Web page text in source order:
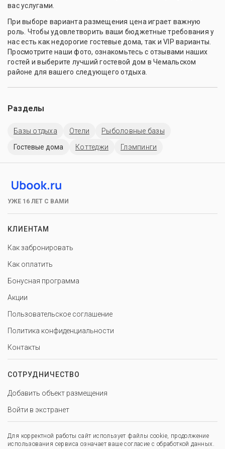
вас услугами.
При выборе варианта размещения цена играет важную
роль. Чтобы удовлетворить ваши бюджетные требования у
нас есть как недорогие гостевые дома, так и VIP варианты.
Просмотрите наши фото, ознакомьтесь с отзывами наших
гостей и выберите лучший гостевой дом в Чемальском
районе для вашего следующего отдыха.
Разделы
Базы отдыха Отели
Рыболовные базы
Гостевые дома
Коттеджи Глэмпинги
УЖЕ 16 ЛЕТ С ВАМИ
КЛИЕНТАМ
Как забронировать
Как оплатить
Бонусная программа
Акции
Пользовательское соглашение
Политика конфиденциальности
Контакты
СОТРУДНИЧЕСТВО
Добавить объект размещения
Войти в экстранет
Для корректной работы сайт использует файлы cookie, продолжение
использования сервиса означает ваше согласие с обработкой данных.